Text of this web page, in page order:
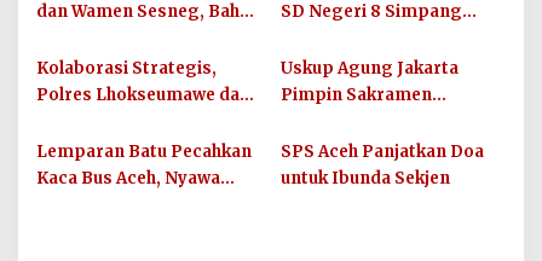
dan Wamen Sesneg, Bahas
Dana Direktif Presiden
SD Negeri 8 Simpang
Sekolah Berkualitas dan
Berkarakter
Kolaborasi Strategis,
Polres Lhokseumawe dan
Layanan Publik
Berkualitas
Uskup Agung Jakarta
Pimpin Sakramen
Raditya dan Klara Fidelia
Lemparan Batu Pecahkan
Kaca Bus Aceh, Nyawa
SPS Aceh Panjatkan Doa
untuk Ibunda Sekjen